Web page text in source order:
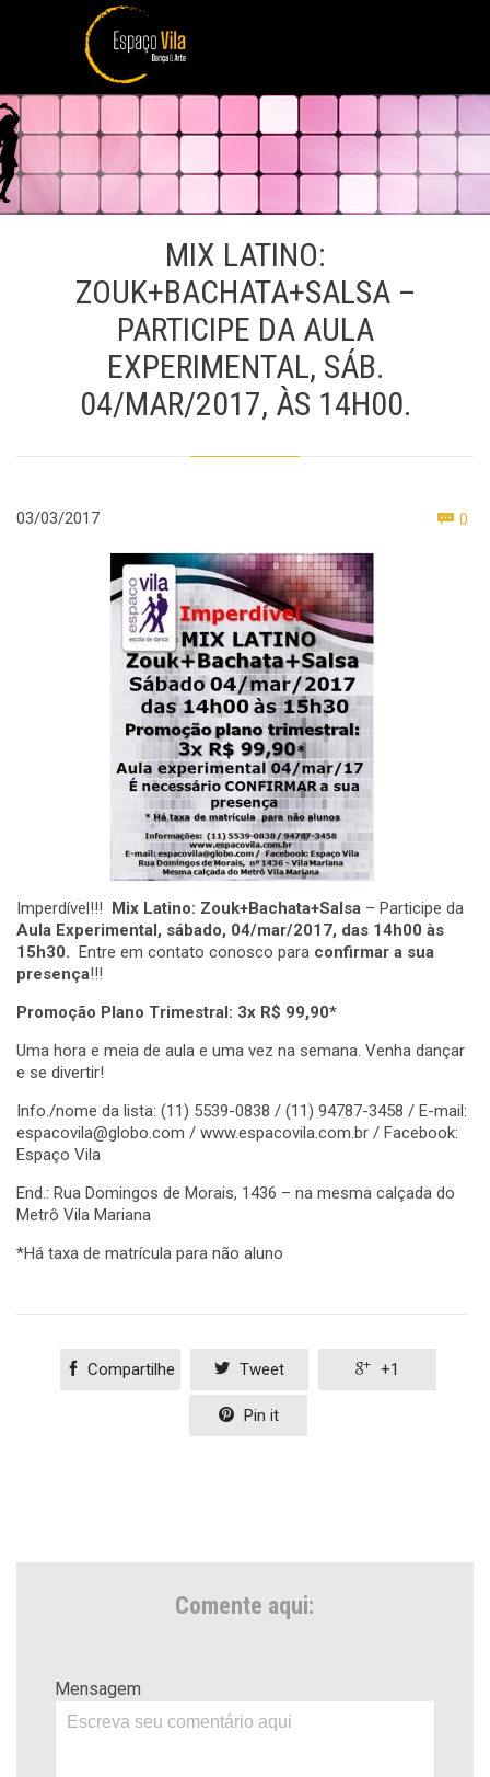
MIX LATINO:
ZOUK+BACHATA+SALSA –
PARTICIPE DA AULA
EXPERIMENTAL, SÁB.
04/MAR/2017, ÀS 14H00.
03/03/2017  0
Imperdível!!! Mix Latino: Zouk+Bachata+Salsa – Participe da
Aula Experimental, sábado, 04/mar/2017, das 14h00 às
15h30. Entre em contato conosco para confirmar a sua
presença!!!
Promoção Plano Trimestral: 3x R$ 99,90*
Uma hora e meia de aula e uma vez na semana. Venha dançar
e se divertir!
Info./nome da lista: (11) 5539-0838 / (11) 94787-3458 / E-mail:
espacovila@globo.com / www.espacovila.com.br / Facebook:
Espaço Vila
End.: Rua Domingos de Morais, 1436 – na mesma calçada do
Metrô Vila Mariana
*Há taxa de matrícula para não aluno
 Compartilhe  Tweet  +1
 Pin it
Comente aqui:
Mensagem